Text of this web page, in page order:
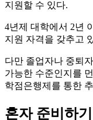
지원할 수 있다.
4년제 대학에서 2년
지원 자격을 갖추고
다만 졸업자나 중퇴
가능한 수준인지를
학점은행제를 통한
혼자 준비하